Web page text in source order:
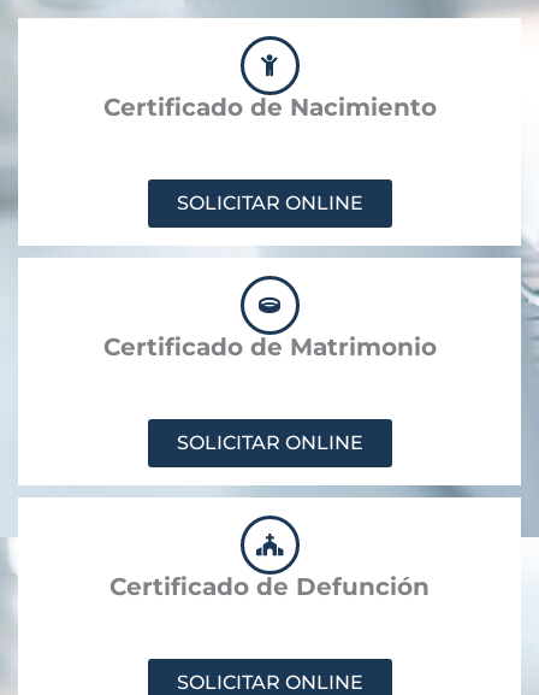
Certificado de Nacimiento
SOLICITAR ONLINE
Certificado de Matrimonio
SOLICITAR ONLINE
Certificado de Defunción
SOLICITAR ONLINE